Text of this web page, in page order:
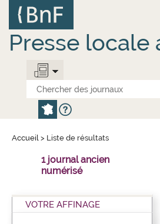
contenu
principal
Presse locale
Accueil > Liste de résultats
1 journal ancien
numérisé
VOTRE AFFINAGE
Panneau de gestion des cookies